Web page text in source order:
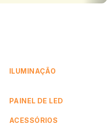
ILUMINAÇÃO
PAINEL DE LED
ACESSÓRIOS